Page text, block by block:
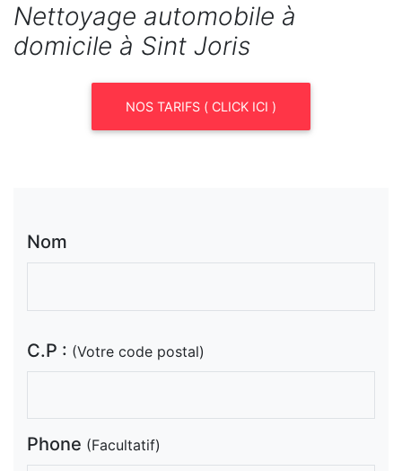
Nettoyage automobile à
domicile à Sint Joris
NOS TARIFS ( CLICK ICI )
Nom
C.P : (Votre code postal)
Phone (Facultatif)